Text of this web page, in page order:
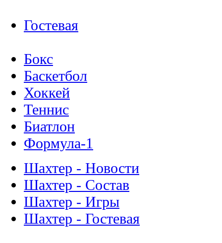
Гостевая
Бокс
Баскетбол
Хоккей
Теннис
Биатлон
Формула-1
Шахтер - Новости
Шахтер - Состав
Шахтер - Игры
Шахтер - Гостевая